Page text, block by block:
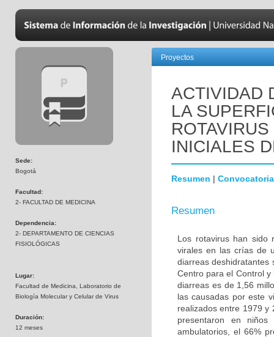
Sede:
Bogotá
Facultad:
2- FACULTAD DE MEDICINA
Dependencia:
2- DEPARTAMENTO DE CIENCIAS
FISIOLÓGICAS
Lugar:
Facultad de Medicina, Laboratorio de
Biología Molecular y Celular de Virus
Duración:
12 meses
Proyectos
ACTIVIDAD
LA
INICIALES
Resumen | Convocatoria
Resumen
Los rotavirus han sido
virales en las crías de
diarreas deshidratantes
Centro para el Control
diarreas es de 1,56
las causadas por este
realizados entre 1979 y
presentaron en
ambulatorios, el 66%